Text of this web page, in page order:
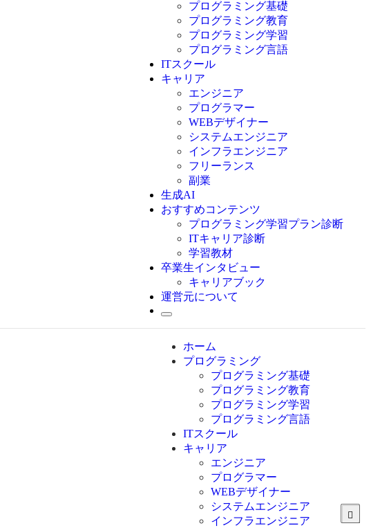
プログラミング基礎
プログラミング教育
プログラミング学習
プログラミング言語
C言語
C#
VBA
Go言語
Kotlin
Java
JavaScript
Swift
Ruby
その他言語
ITスクール
キャリア
エンジニア
プログラマー
WEBデザイナー
システムエンジニア
インフラエンジニア
フリーランス
副業
生成AI
おすすめコンテンツ
プログラミング学習プラン診断
ITキャリア診断
学習教材
卒業生インタビュー
キャリアブック
運営元について
ホーム
プログラミング
プログラミング基礎
プログラミング教育
プログラミング学習
プログラミング言語
C言語
C#
VBA
Go言語
Kotlin
Java
ITスクール
キャリア
エンジニア
プログラマー
WEBデザイナー
システムエンジニア
インフラエンジニア